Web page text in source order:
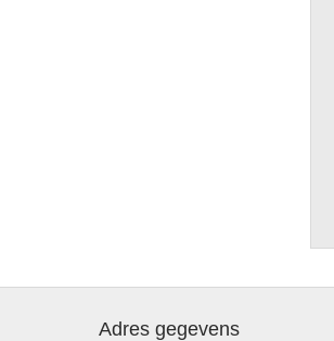
Adres gegevens